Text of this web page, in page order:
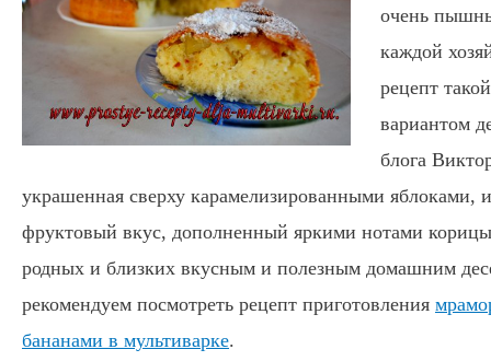
очень
каждой
рецепт
вариантом
блога
украшенная сверху карамелизированными яблоками,
фруктовый вкус, дополненный яркими нотами
родных и близких вкусным и полезным домашним
рекомендуем посмотреть рецепт приготовления
бананами в мультиварке.